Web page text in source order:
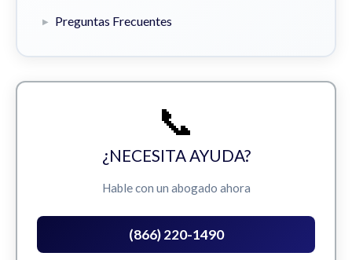
Preguntas Frecuentes
📞
¿NECESITA AYUDA?
Hable con un abogado ahora
(866) 220-1490